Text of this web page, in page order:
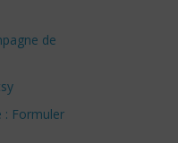
de
: Formuler